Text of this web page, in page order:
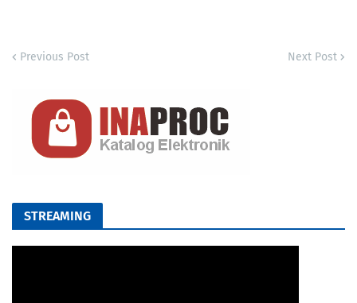
Previous Post Next Post
STREAMING